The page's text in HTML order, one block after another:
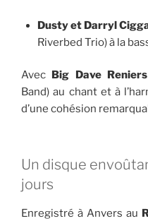
Dusty et Darryl
Riverbed Trio) à la
Avec Big Dave Reniers
Band) au chant et à
d’une cohésion
Un disque
jours
Enregistré à Anvers au